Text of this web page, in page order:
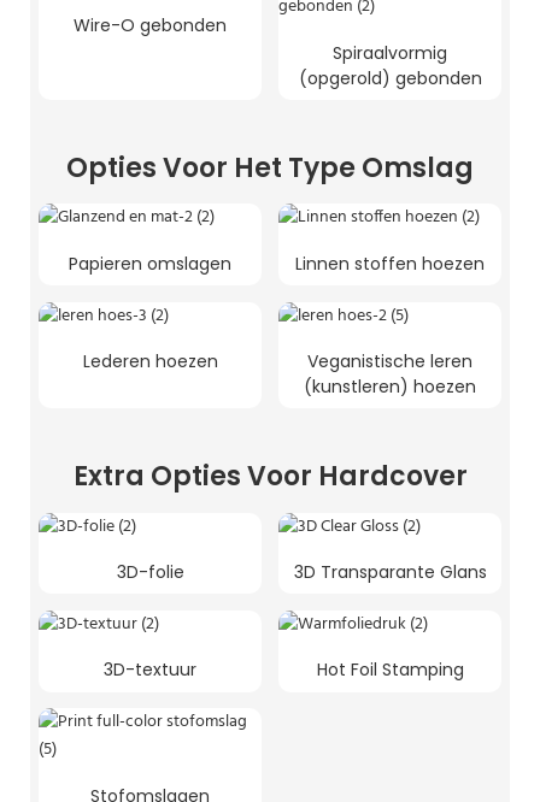
Wire-O gebonden
Spiraalvormig
(opgerold) gebonden
Opties Voor Het Type Omslag
Papieren omslagen Linnen stoffen hoezen
Lederen hoezen
Veganistische leren
(kunstleren) hoezen
Extra Opties Voor Hardcover
3D-folie 3D Transparante Glans
3D-textuur Hot Foil Stamping
Stofomslagen